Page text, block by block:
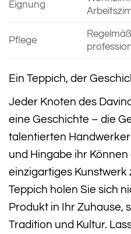
Eignung
Pflege
Ein Teppich, der
Jeder Knoten des
eine Geschichte – die
talentierten
und Hingabe ihr
einzigartiges Kunstwerk
Teppich holen Sie sich
Produkt in Ihr Zuhause,
Tradition und Kultur.